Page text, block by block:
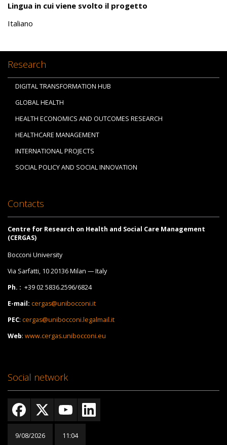
Lingua in cui viene svolto il progetto
Italiano
Research
DIGITAL TRANSFORMATION HUB
GLOBAL HEALTH
HEALTH ECONOMICS AND OUTCOMES RESEARCH
HEALTHCARE MANAGEMENT
INTERNATIONAL PROJECTS
SOCIAL POLICY AND SOCIAL INNOVATION
Contacts
Centre for Research on Health and Social Care Management
(CERGAS)
Bocconi University
Via Sarfatti, 10 20136 Milan — Italy
Ph. : +39 02 5836.2596/6824
E-mail: cergas@unibocconi.it
PEC: cergas@unibocconi.legalmail.it
Web: www.cergas.unibocconi.eu
Social network
9/08/2026 11:04